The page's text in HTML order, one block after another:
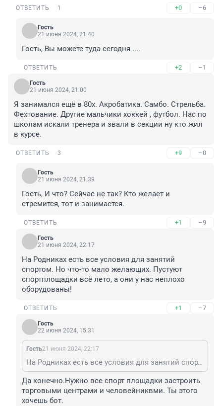
ОТВЕТИТЬ 1 +0 –6
Гость
21 июня 2024, 21:40
Гость, Вы можете туда сегодня ....
ОТВЕТИТЬ +2 –1
Гость
21 июня 2024, 21:00
Я занимался ещё в 80х. Акробатика. Самбо. Стрельба.
Фехтование. Другие мальчики хоккей , футбол. Нас по
школам искали тренера и звали в секции ну кто жил
в курсе.
ОТВЕТИТЬ 3 +9 –0
Гость
21 июня 2024, 21:39
Гость, И что? Сейчас не так? Кто желает и
стремится, тот и занимается.
ОТВЕТИТЬ +1 –9
Гость
21 июня 2024, 22:17
На Родниках есть все условия для занятий
спортом. Но что-то мало желающих. Пустуют
спортплощадки всё лето, а они у нас неплохо
оборудованы!
ОТВЕТИТЬ +1 –7
Гость
22 июня 2024, 15:31
Гость21 июня 2024, 22:17
На Родниках есть все условия для занятий спортом. Но что-то мало желающих. Пустуют спортплощадки всё лето, а они у нас неплохо оборудованы!
Да конечно.Нужно все спорт площадки застроить
торговыми центрами и человейниквми. Ты этого
хочешь бот.